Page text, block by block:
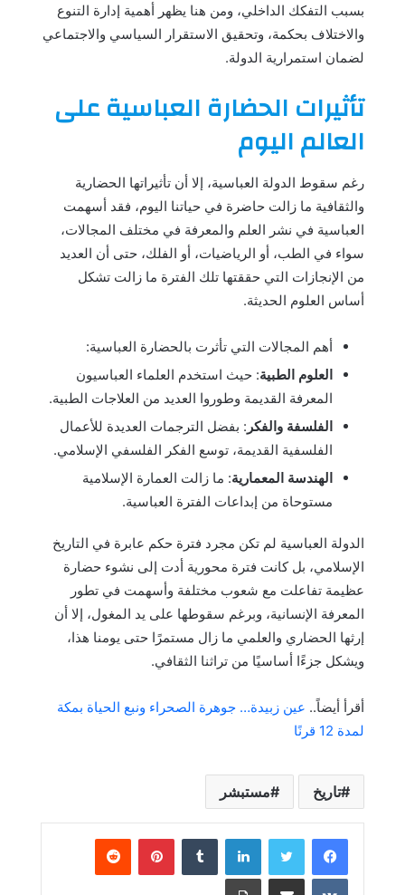
بسبب التفكك الداخلي، ومن هنا يظهر أهمية إدارة التنوع
والاختلاف بحكمة، وتحقيق الاستقرار السياسي والاجتماعي
لضمان استمرارية الدولة.
تأثيرات الحضارة العباسية على
العالم اليوم
رغم سقوط الدولة العباسية، إلا أن تأثيراتها الحضارية
والثقافية ما زالت حاضرة في حياتنا اليوم، فقد أسهمت
العباسية في نشر العلم والمعرفة في مختلف المجالات،
سواء في الطب، أو الرياضيات، أو الفلك، حتى أن العديد
من الإنجازات التي حققتها تلك الفترة ما زالت تشكل
أساس العلوم الحديثة.
أهم المجالات التي تأثرت بالحضارة العباسية:
العلوم الطبية: حيث استخدم العلماء العباسيون
المعرفة القديمة وطوروا العديد من العلاجات الطبية.
الفلسفة والفكر : بفضل الترجمات العديدة للأعمال
الفلسفية القديمة، توسع الفكر الفلسفي الإسلامي.
الهندسة المعمارية: ما زالت العمارة الإسلامية
مستوحاة من إبداعات الفترة العباسية.
الدولة العباسية لم تكن مجرد فترة حكم عابرة في التاريخ
الإسلامي، بل كانت فترة محورية أدت إلى نشوء حضارة
عظيمة تفاعلت مع شعوب مختلفة وأسهمت في تطور
المعرفة الإنسانية، وبرغم سقوطها على يد المغول، إلا أن
إرثها الحضاري والعلمي ما زال مستمرًا حتى يومنا هذا،
ويشكل جزءًا أساسيًا من تراثنا الثقافي.
أقرأ أيضاً.. عين زبيدة… جوهرة الصحراء ونبع الحياة بمكة
لمدة 12 قرنًا
تاريخ مستبشر
لينكدإن بينتيريست
مشاركة عبر البريد طباعة